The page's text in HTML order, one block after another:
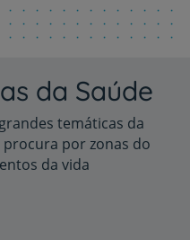
da Saúde
temáticas da
por zonas do
da vida